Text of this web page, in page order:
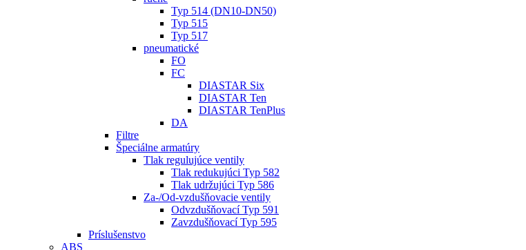
Typ 514 (DN10-DN50)
Typ 515
Typ 517
pneumatické
FO
FC
DIASTAR Six
DIASTAR Ten
DIASTAR TenPlus
DA
Filtre
Špeciálne armatúry
Tlak regulujúce ventily
Tlak redukujúci Typ 582
Tlak udržujúci Typ 586
Za-/Od-vzdušňovacie ventily
Odvzdušňovací Typ 591
Zavzdušňovací Typ 595
Príslušenstvo
ABS